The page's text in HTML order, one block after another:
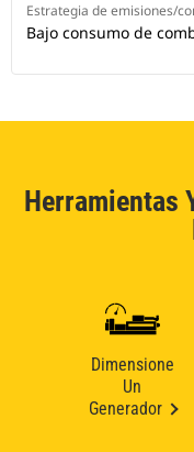
Estrategia de emisiones/
Bajo consumo de
Herramientas
Dimensione
Un
Generador